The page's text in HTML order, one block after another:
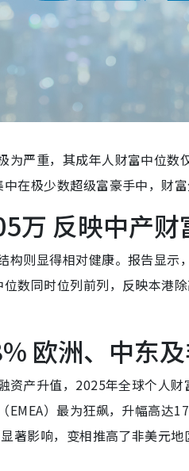
严重，其成年人财富中位数
在极少数超级富豪手中，财富
万 反映中产财
构则显得相对健康。报告显
数同时位列前列，反映本港
欧洲、中东
资产升值，2025年全球个人
EMEA）最为狂飙，升幅高达
著影响，变相推高了非美元